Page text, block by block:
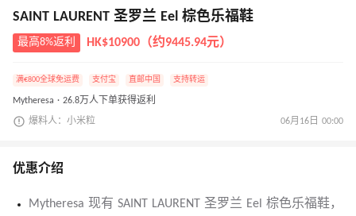
SAINT LAURENT 圣罗兰 Eel 棕色乐福鞋
最高8%返利 HK$10900（约9445.94元）
满€800全球免运费 支付宝 直邮中国 支持转运
Mytheresa · 26.8万人下单获得返利
爆料人：小米粒 06月16日 00:00
优惠介绍
Mytheresa 现有 SAINT LAURENT 圣罗兰 Eel 棕色乐福鞋，